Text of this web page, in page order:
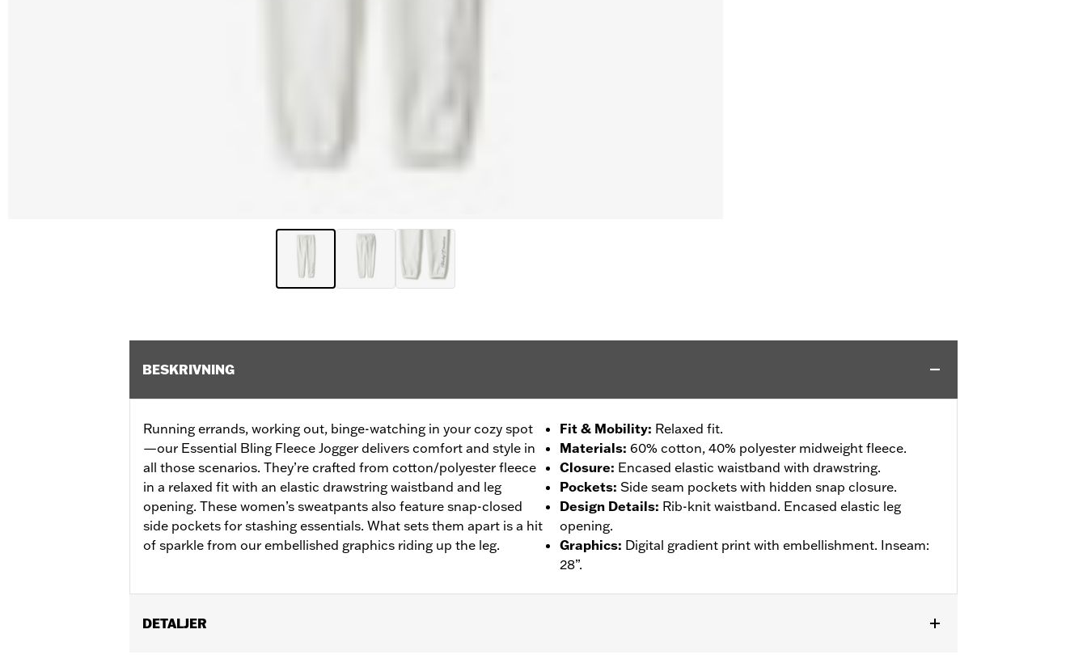
BESKRIVNING
Running errands, working out, binge-watching in your cozy spot
—our Essential Bling Fleece Jogger delivers comfort and style in
all those scenarios. They’re crafted from cotton/polyester fleece
in a relaxed fit with an elastic drawstring waistband and leg
opening. These women’s sweatpants also feature snap-closed
side pockets for stashing essentials. What sets them apart is a hit
of sparkle from our embellished graphics riding up the leg.
Fit & Mobility: Relaxed fit.
Materials: 60% cotton, 40% polyester midweight fleece.
Closure: Encased elastic waistband with drawstring.
Pockets: Side seam pockets with hidden snap closure.
Design Details: Rib-knit waistband. Encased elastic leg
opening.
Graphics: Digital gradient print with embellishment. Inseam:
28”.
DETALJER